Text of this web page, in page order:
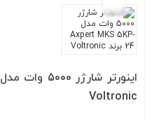
Voltronic